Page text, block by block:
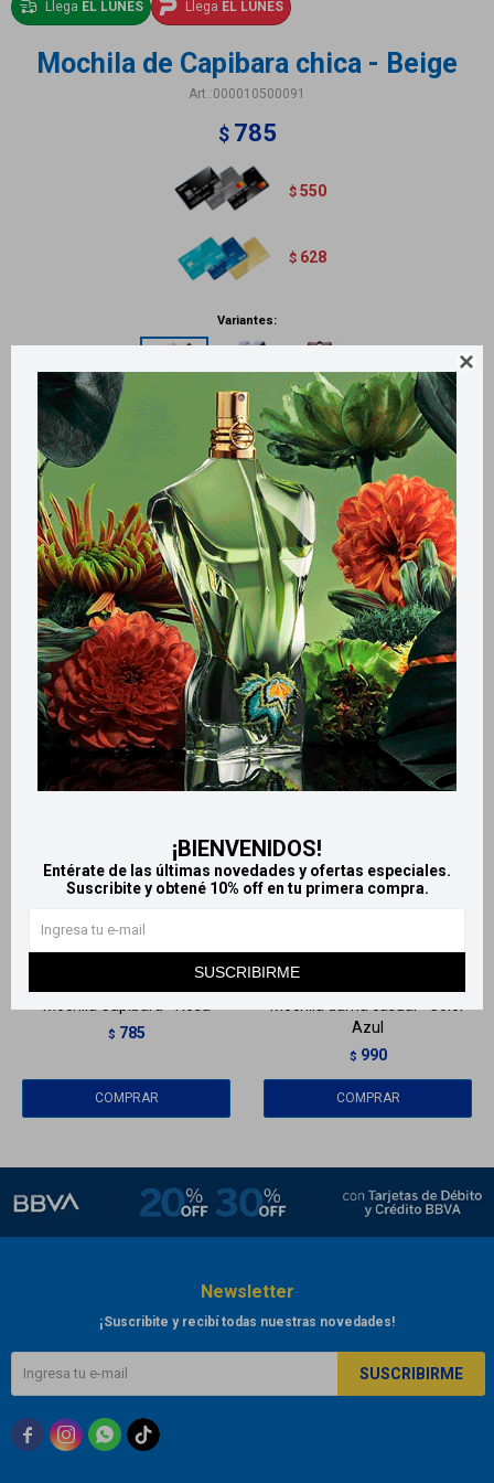

¡BIENVENIDOS!
Entérate de las últimas novedades y ofertas especiales.
Suscribite y obtené 10% off en tu primera compra.
SUSCRIBIRME
Llega EL LUNES Llega EL LUNES
Mochila de Capibara chica - Beige
000010500091
$ 785
$ 550
$ 628
Variantes:
Métodos y costos de envío
Retiros gratuitos en tiendas
Productos que te pueden interesar
LlegaEL LUNES
$ 785
LlegaEL LUNES
Azul
$ 990
Newsletter
¡Suscribite y recibí todas nuestras novedades!
SUSCRIBIRME
  